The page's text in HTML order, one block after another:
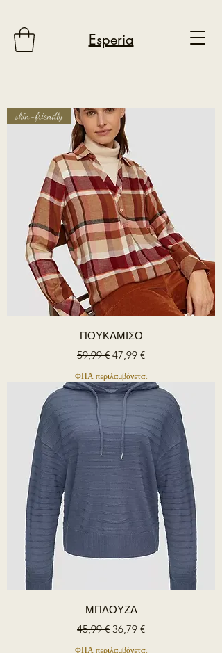
Esperia
skin-friendly
ΠΟΥΚΑΜΙΣΟ
Κανονική τιμή
59,99 € Τιμή Έκπτωσης
47,99 €
ΦΠΑ περιλαμβάνεται
ΜΠΛΟΥΖΑ
Κανονική τιμή
45,99 € Τιμή Έκπτωσης
36,79 €
ΦΠΑ περιλαμβάνεται